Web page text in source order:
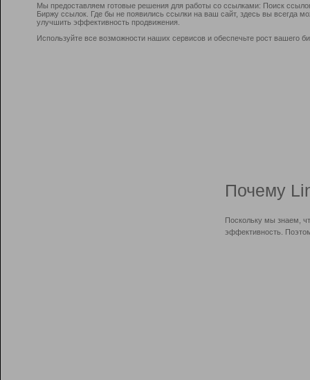
Мы предоставляем готовые решения для работы со ссылками: Поиск
Биржу ссылок. Где бы не появились ссылки на ваш сайт, здесь вы всегда
улучшить эффективность продвижения.
Используйте все возможности наших сервисов и обеспечьте рост вашего
Почему
Поскольку мы знаем,
эффективность.